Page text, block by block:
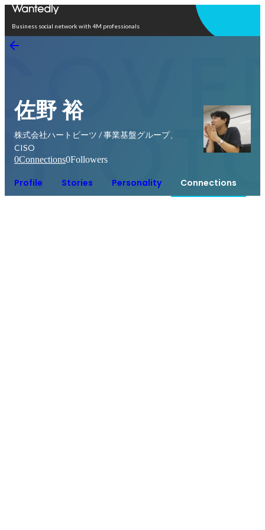
Business social network with 4M professionals
佐野 裕
株式会社ハートビーツ / 事業基盤グループ、
CISO
0Connections0Followers
Profile Stories Personality Connections